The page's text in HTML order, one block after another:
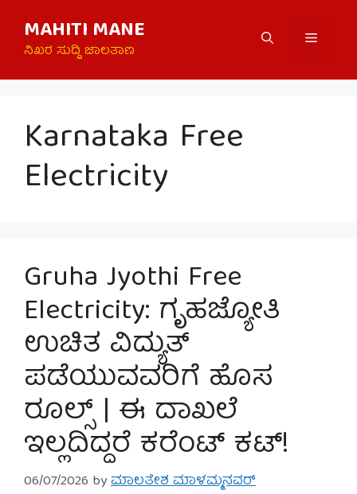
content
MAHITI MANE
ನಿಖರ ಸುದ್ದಿ ಜಾಲತಾಣ
Menu
Karnataka Free
Electricity
Gruha Jyothi Free
Electricity: ಗೃಹಜ್ಯೋತಿ
ಉಚಿತ ವಿದ್ಯುತ್
ಪಡೆಯುವವರಿಗೆ ಹೊಸ
ರೂಲ್ಸ್ | ಈ ದಾಖಲೆ
ಇಲ್ಲದಿದ್ದರೆ ಕರೆಂಟ್ ಕಟ್!
06/07/2026 byಮಾಲತೇಶ ಮಾಳಮ್ಮನವರ್